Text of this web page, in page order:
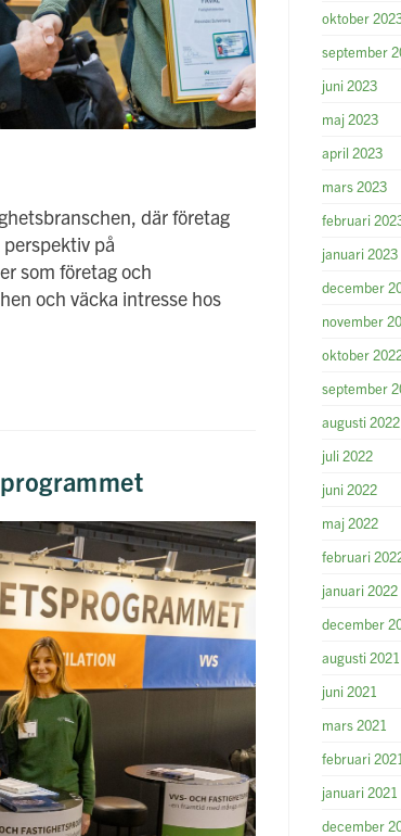
där företag
på
som företag och
och väcka intresse hos
oktober
september
juni 2023
maj 2023
april 2023
mars 2023
februari
januari 2023
december
november
oktober
september
augusti 2022
juli 2022
juni 2022
maj 2022
februari
januari 2022
december
augusti 2021
juni 2021
mars 2021
februari 2021
januari 2021
december